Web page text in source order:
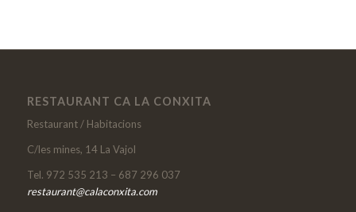
RESTAURANT CA LA CONXITA
Restaurant / Habitacions
C/les mines, 14 La Vajol
Tel. 972 535 213 – 687 296 037
restaurant@calaconxita.com